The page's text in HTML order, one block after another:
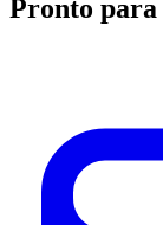
Pronto para